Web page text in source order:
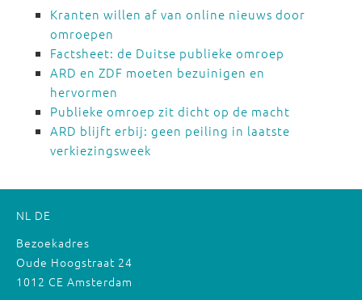
Kranten willen af van online nieuws door
omroepen
Factsheet: de Duitse publieke omroep
ARD en ZDF moeten bezuinigen en
hervormen
Publieke omroep zit dicht op de macht
ARD blijft erbij: geen peiling in laatste
verkiezingsweek
NL DE
Bezoekadres
Oude Hoogstraat 24
1012 CE Amsterdam